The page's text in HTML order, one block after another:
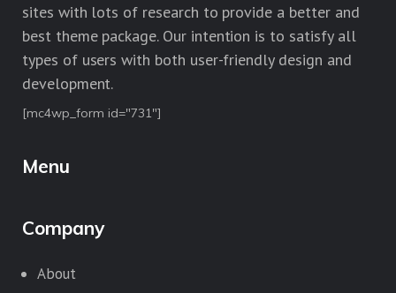
sites with lots of research to provide a better and
best theme package. Our intention is to satisfy all
types of users with both user-friendly design and
development.
[mc4wp_form id="731"]
Menu
Company
About